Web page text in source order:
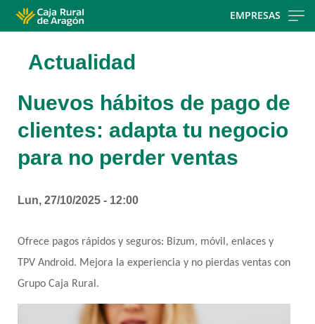
EMPRESAS
Actualidad
Nuevos hábitos de pago de
clientes: adapta tu negocio
para no perder ventas
Lun, 27/10/2025 - 12:00
Ofrece pagos rápidos y seguros: Bizum, móvil, enlaces y
TPV Android. Mejora la experiencia y no pierdas ventas con
Grupo Caja Rural.